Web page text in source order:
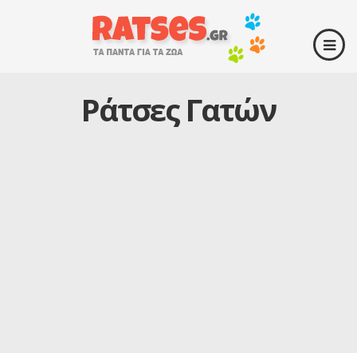
Ράτσες Γατών